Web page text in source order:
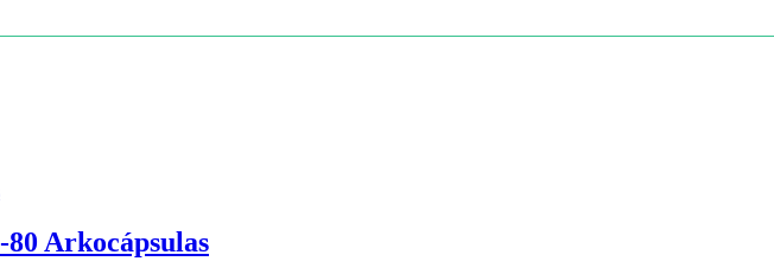
Arkocápsulas